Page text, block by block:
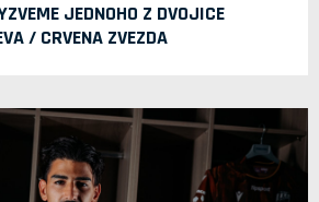
JEDNOHO Z DVOJICE
/ CRVENA ZVEZDA